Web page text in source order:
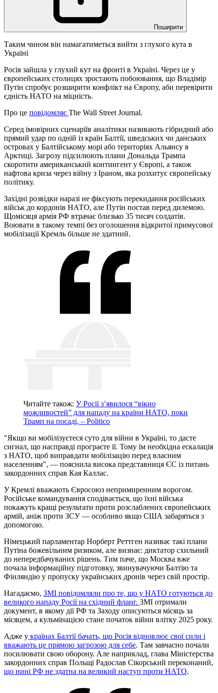
Поширити
Таким чином він намагатиметься вийти з глухого кута в
Україні
Росія зайшла у глухий кут на фронті в Україні. Через це у
європейських столицях зростають побоювання, що Владімір
Путін спробує розширити конфлікт на Європу, аби перевірити
єдність НАТО на міцність.
Про це повідомляє The Wall Street Journal.
Серед імовірних сценаріїв аналітики називають гібридний або
прямий удар по одній із країн Балтії, шведських чи данських
островах у Балтійському морі або територіях Альянсу в
Арктиці. Загрозу підсилюють плани Дональда Трампа
скоротити американський контингент у Європі, а також
нафтова криза через війну з Іраном, яка розхитує європейську
політику.
Західні розвідки наразі не фіксують перекидання російських
військ до кордонів НАТО, але Путін постав перед дилемою.
Щомісяця армія РФ втрачає близько 35 тисяч солдатів.
Воювати в такому темпі без оголошення відкритої примусової
мобілізації Кремль більше не здатний.
Читайте також: У Росії з’явилося “вікно
можливостей” для нападу на країни НАТО, поки
Трамп на посаді, – Politico
"Якщо ви мобілізуєтеся суто для війни в Україні, то дасте
сигнал, що насправді програєте її. Тому їм необхідна ескалація
з НАТО, щоб виправдати мобілізацію перед власним
населенням", — пояснила висока представниця ЄС із питань
закордонних справ Кая Каллас.
У Кремлі вважають Євросоюз непримиренним ворогом.
Російське командування сподівається, що їхні війська
покажуть кращі результати проти розслаблених європейських
армій, аніж проти ЗСУ — особливо якщо США забаряться з
допомогою.
Німецький парламентар Норберт Реттген називає такі плани
Путіна божевільним ризиком, але визнає: диктатор схильний
до непередбачуваних рішень. Тим паче, що Москва вже
почала інформаційну підготовку, звинувачуючи Балтію та
Фінляндію у пропуску українських дронів через свій простір.
Нагадаємо, ЗМІ повідомляли про те, що у НАТО готуються до
великого нападу Росії на східний фланг. ЗМІ отримали
документ, в якому дії РФ та Заходу описуються місяць за
місяцем, а кульмінацією стане початок війни влітку 2025 року.
Адже у країнах Балтії бачать, що Росія відновлює свої сили і
вважають це прямою загрозою для себе. Там завчасно почали
посилювати свою оборону. Але наприклад, глава Міністерства
закордонних справ Польщі Радослав Сікорський переконаний,
що нині РФ не здатна на великий наступ проти НАТО.